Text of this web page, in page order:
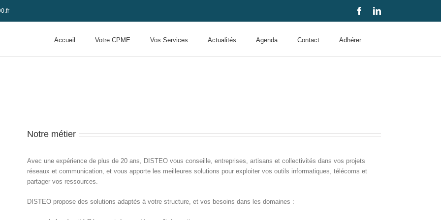
FacebookLinkedIn
Accueil Votre CPME Vos Services Actualités Agenda Contact Adhérer
Notre métier
Avec une expérience de plus de 20 ans, DISTEO vous conseille, entreprises, artisans et collectivités dans vos projets
réseaux et communication, et vous apporte les meilleures solutions pour exploiter vos outils informatiques, télécoms et
partager vos ressources.
DISTEO propose des solutions adaptés à votre structure, et vos besoins dans les domaines :